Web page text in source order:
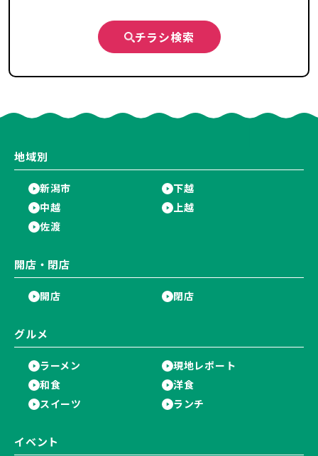
チラシ検索
地域別
新潟市
下越
中越
上越
佐渡
開店・閉店
開店 閉店
グルメ
ラーメン
現地レポート
和食
洋食
スイーツ
ランチ
イベント